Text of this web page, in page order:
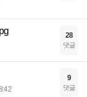
28
댓글
9
댓글